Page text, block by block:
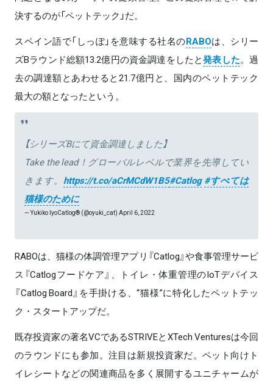
決するのが「ペットテック」だ。
スペイン語で「しっぽ」を意味する社名のRABOは、シリー
ズBラウンド総額13.2億円の資金調達をしたと発表した。過
去の調達額とあわせると21.7億円と、国内のペットテック
最大の額となったという。
【シリーズBにて資金調達しました】
Take the lead！グローバルレベルで業界を先導してい
きます。 https://t.co/aCrMCdW1B5#Catlog #すべては
猫様のために
— Yukiko IyoCatlog® (@oyuki_cat) April 6, 2022
RABOは、猫様の体調管理アプリ『Catlog』や食事管理サービ
ス『Catlogフードケア』、トイレ・体重管理のIoTデバイス
『Catlog Board』を手掛ける、“猫様”に特化したペットテッ
ク・スタートアップだ。
既存投資家の著名VCであるSTRIVEとXTech Venturesは今回
のラウンドにも参加。注目は新規投資家だ。ペット向けト
イレシートなどの関連商品を多く展開するユニチャームが